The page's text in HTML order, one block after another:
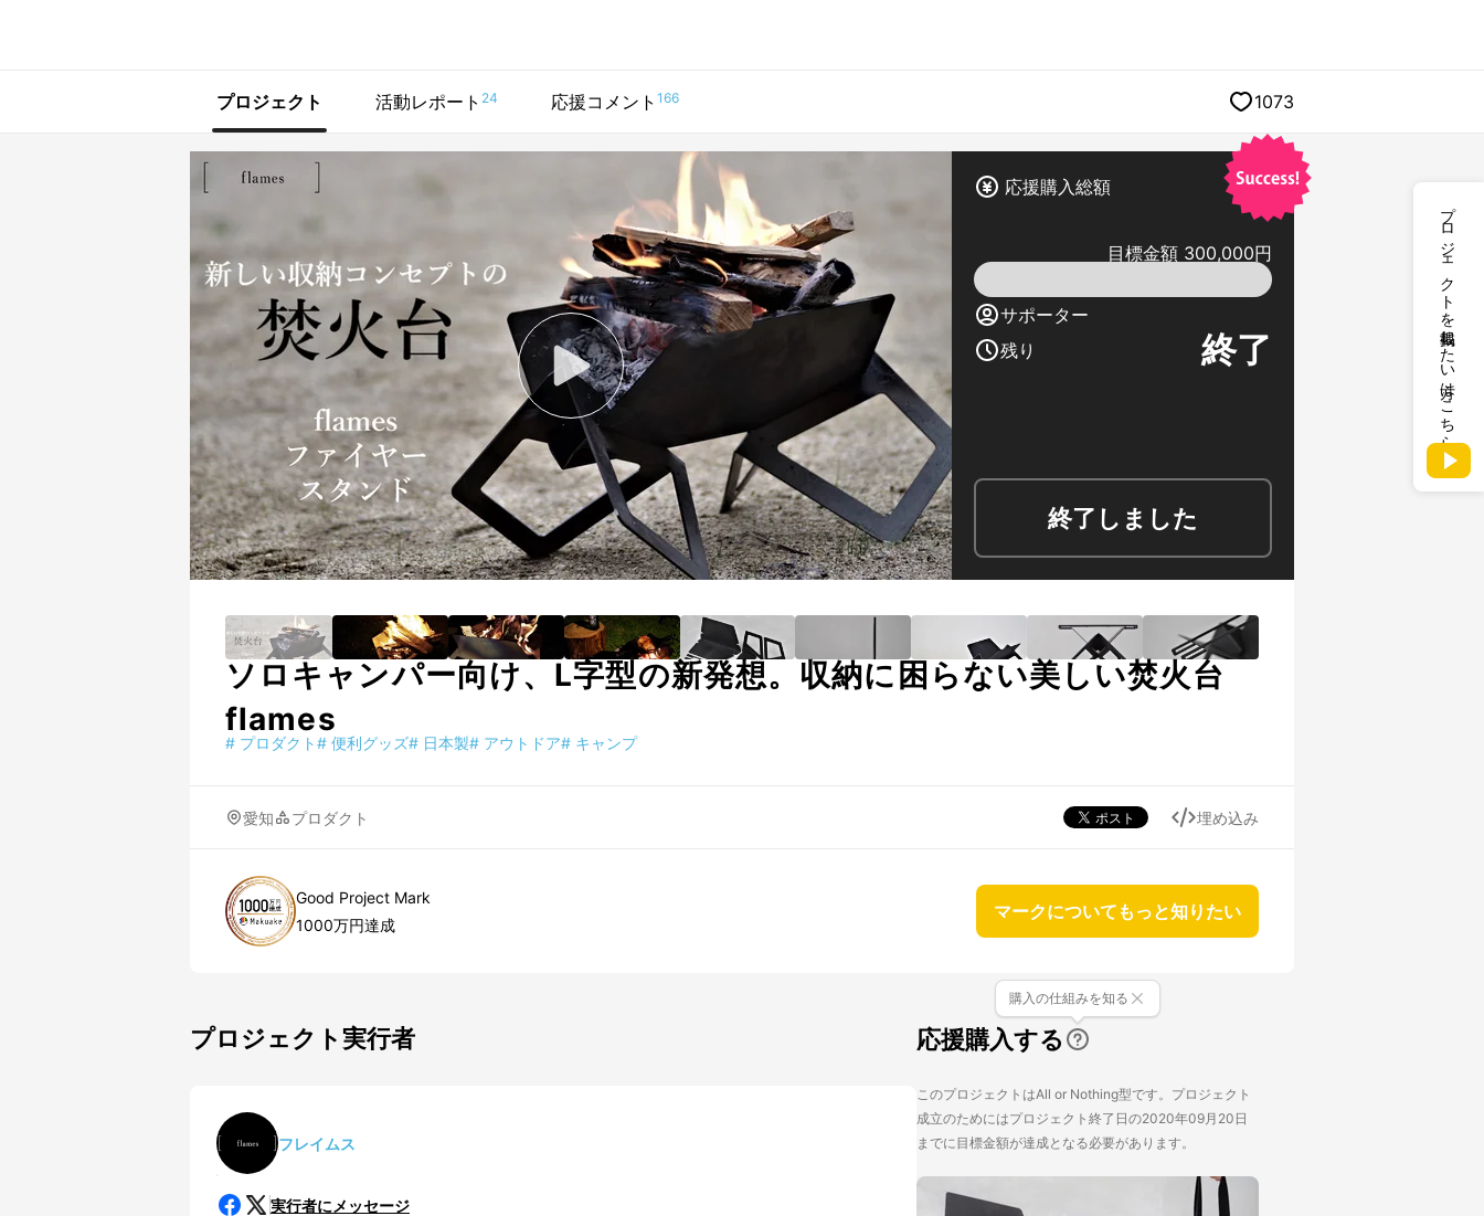
プロジェクトを掲載したい方はこちら
プロジェクト 活動レポート 24 応援コメント 166 1073
応援購入総額
目標金額 300,000円
サポーター
残り
終了
終了しました
ソロキャンパー向け、L字型の新発想。収納に困らない美しい焚火台
flames
# プロダクト# 便利グッズ# 日本製# アウトドア# キャンプ
愛知 プロダクト 埋め込み
Good Project Mark
1000万円達成
マークについてもっと知りたい
プロジェクト実行者
フレイムス
実行者にメッセージ
応援購入する
購入の仕組みを知る
このプロジェクトはAll or Nothing型です。プロジェクト
成立のためにはプロジェクト終了日の2020年09月20日
までに目標金額が達成となる必要があります。